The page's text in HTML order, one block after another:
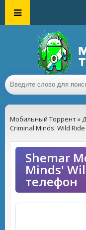
Мобильный Торрент»
Criminal Minds' Wild Ride
Shemar
Minds'
телефон